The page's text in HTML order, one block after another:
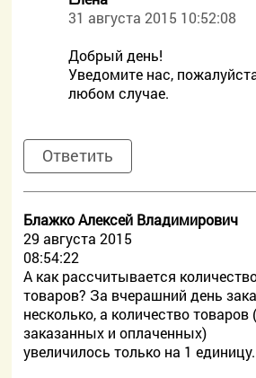
31 августа 2015 10:52:08
Добрый день!
Уведомите нас,
любом случае.
Ответить
Блажко Алексей Владимирович
29 августа 2015
08:54:22
А как рассчитывается
товаров? За вчерашний день
несколько, а количество товаров
заказанных и оплаченных)
увеличилось только на 1 единицу.